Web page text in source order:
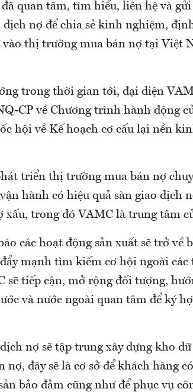
quan tâm, tìm hiểu, liên hệ và
dịch nợ để chia sẻ kinh nghiệm,
thị trường mua bán nợ tại Việt
trong thời gian tới, đại diện
CP về Chương trình hành động
hội về Kế hoạch cơ cấu lại nền
triển thị trường mua bán nợ
hành có hiệu quả sàn giao dịch
xấu, trong đó VAMC là trung tâm
các hoạt động sản xuất sẽ trở về
mạnh tìm kiếm cơ hội ngoài các
sẽ tiếp cận, mở rộng đối tượng,
và nước ngoài quan tâm để ký
nợ sẽ tập trung xây dựng kho
nợ, đây sẽ là cơ sở để khách hàng
bảo đảm cũng như để phục vụ